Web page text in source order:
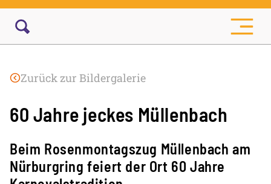
Zurück zur Bildergalerie
60 Jahre jeckes Müllenbach
Beim Rosenmontagszug Müllenbach am
Nürburgring feiert der Ort 60 Jahre